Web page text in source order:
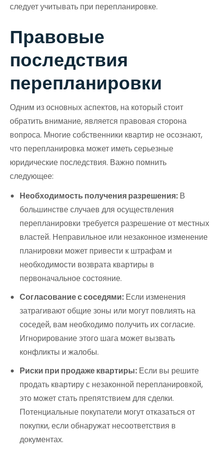
следует учитывать при перепланировке.
Правовые
последствия
перепланировки
Одним из основных аспектов, на который стоит
обратить внимание, является правовая сторона
вопроса. Многие собственники квартир не осознают,
что перепланировка может иметь серьезные
юридические последствия. Важно помнить
следующее:
Необходимость получения разрешения: В
большинстве случаев для осуществления
перепланировки требуется разрешение от местных
властей. Неправильное или незаконное изменение
планировки может привести к штрафам и
необходимости возврата квартиры в
первоначальное состояние.
Согласование с соседями: Если изменения
затрагивают общие зоны или могут повлиять на
соседей, вам необходимо получить их согласие.
Игнорирование этого шага может вызвать
конфликты и жалобы.
Риски при продаже квартиры: Если вы решите
продать квартиру с незаконной перепланировкой,
это может стать препятствием для сделки.
Потенциальные покупатели могут отказаться от
покупки, если обнаружат несоответствия в
документах.